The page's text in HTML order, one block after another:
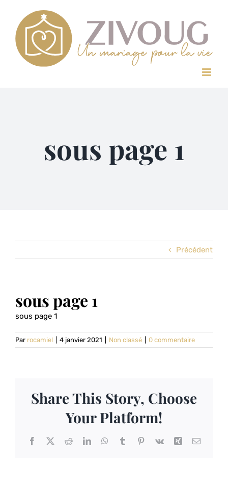
contenu
sous page 1
Précédent
sous page 1
sous page 1
Par rocamiel 4 janvier 2021 Non classé 0 commentaire
Share This Story, Choose
Your Platform!
Facebook
X RedditLinkedInWhatsApp
TumblrPinterest
Vk Xing Email